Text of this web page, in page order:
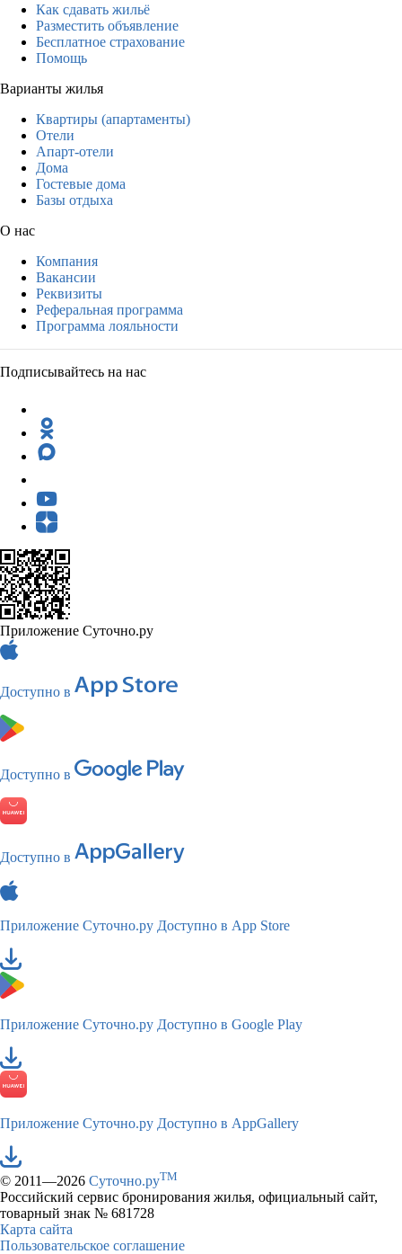
Как сдавать жильё
Разместить объявление
Бесплатное страхование
Помощь
Варианты жилья
Квартиры (апартаменты)
Отели
Апарт-отели
Дома
Гостевые дома
Базы отдыха
О нас
Компания
Вакансии
Реквизиты
Реферальная программа
Программа лояльности
Подписывайтесь на нас
Приложение Суточно.ру
Доступно в
Доступно в
Доступно в
Приложение Суточно.ру Доступно в App Store
Приложение Суточно.ру Доступно в Google Play
Приложение Суточно.ру Доступно в AppGallery
© 2011—2026 Суточно.руTM
Российский сервис бронирования жилья, официальный сайт,
товарный знак № 681728
Карта сайта
Пользовательское соглашение